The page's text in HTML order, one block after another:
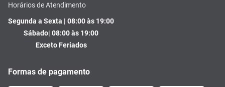
Horários de Atendimento
Segunda a Sexta | 08:00 às 19:00
Sábado| 08:00 às 19:00
Exceto Feriados
Formas de pagamento